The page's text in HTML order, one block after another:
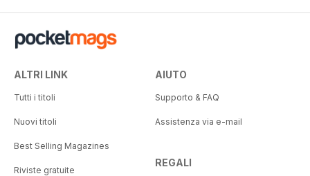
ALTRI LINK
Tutti i titoli
Nuovi titoli
Best Selling Magazines
Riviste gratuite
AIUTO
Supporto & FAQ
Assistenza via e-mail
REGALI